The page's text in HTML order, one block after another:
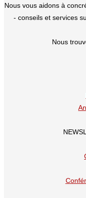
Nous vous aidons à
- conseils et services
Nous